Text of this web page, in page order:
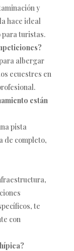
y
hace ideal
para turistas.
albergar
ecuestres en
están
pista
de completo,
te
con